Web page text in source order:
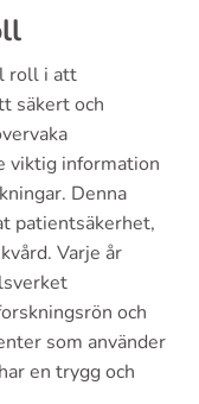
roll i att
säkert och
viktig information
Denna
patientsäkerhet,
Varje år
och
som använder
en trygg och